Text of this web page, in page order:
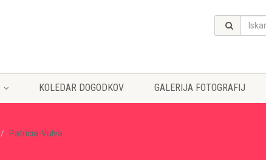
KOLEDAR DOGODKOV GALERIJA FOTOGRAFIJ
Patricia-Vulva